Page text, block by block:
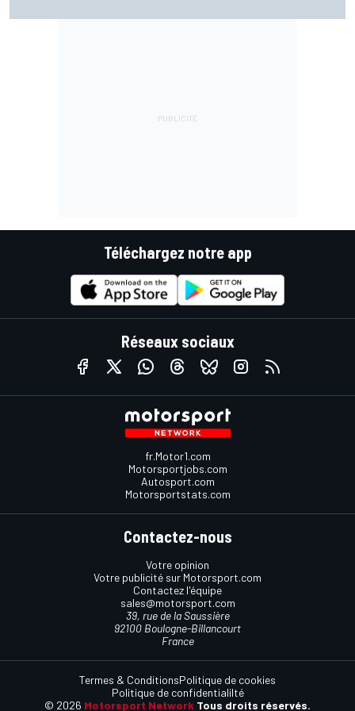
Téléchargez notre app
Réseaux sociaux
fr.Motor1.com
Motorsportjobs.com
Autosport.com
Motorsportstats.com
Contactez-nous
Votre opinion
Votre publicité sur Motorsport.com
Contactez l'équipe
sales@motorsport.com
39, rue de la Saussière
92100 Boulogne-Billancourt
France
© 2026 Motorsport Network Tous droits réservés.
Termes & ConditionsPolitique de cookies
Politique de confidentialilté